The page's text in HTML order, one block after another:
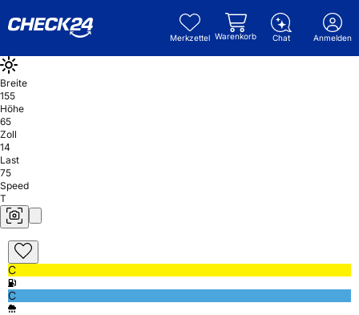
Merkzettel Warenkorb Chat Anmelden
Breite
155
Höhe
65
Zoll
14
Last
75
Speed
T
C
C